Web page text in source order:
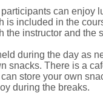
can enjoy
is included in the
the instructor and the
during the day as
snacks. There is a
store your own
during the breaks.